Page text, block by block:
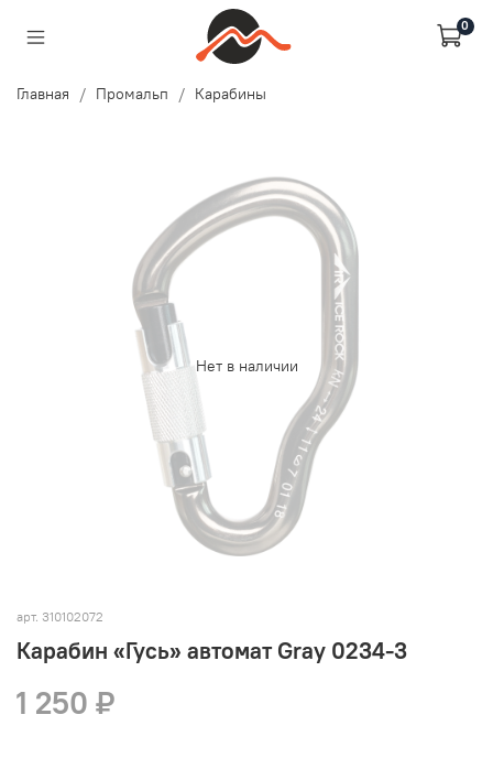
0
Главная Промальп Карабины
Нет в наличии
арт. 310102072
Карабин «Гусь» автомат Gray 0234-3
1 250 ₽